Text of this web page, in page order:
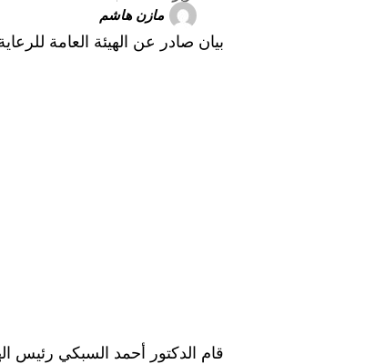
مازن هاشم
بيان صادر عن الهيئة العامة
قام الدكتور أحمد السبكي رئيس